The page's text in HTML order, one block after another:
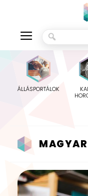
ÁLLÁSPORTÁLOK